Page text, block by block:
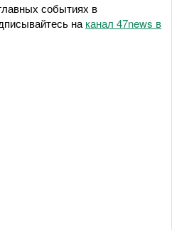
событиях в
на канал 47news в